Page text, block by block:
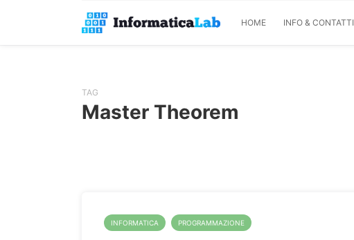
HOME INFO & CONTATTI
TAG
Master Theorem
INFORMATICA PROGRAMMAZIONE